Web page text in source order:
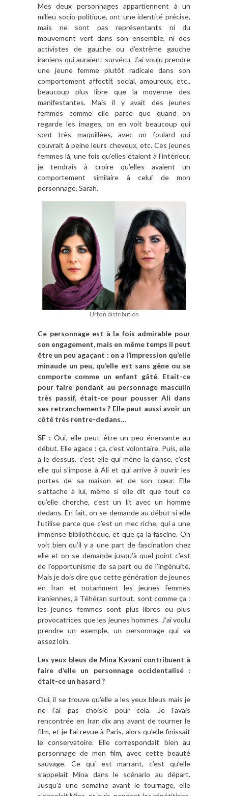
Mes deux personnages appartiennent à un
milieu socio-politique, ont une identité précise,
mais ne sont pas représentants ni du
mouvement vert dans son ensemble, ni des
activistes de gauche ou d’extrême gauche
iraniens qui auraient survécu. J’ai voulu prendre
une jeune femme plutôt radicale dans son
comportement affectif, social, amoureux, etc.,
beaucoup plus libre que la moyenne des
manifestantes. Mais il y avait des jeunes
femmes comme elle parce que quand on
regarde les images, on en voit beaucoup qui
sont très maquillées, avec un foulard qui
couvrait à peine leurs cheveux, etc. Ces jeunes
femmes là, une fois qu’elles étaient à l’intérieur,
je tendrais à croire qu’elles avaient un
comportement similaire à celui de mon
personnage, Sarah.
Urban distribution
Ce personnage est à la fois admirable pour
son engagement, mais en même temps il peut
être un peu agaçant : on a l’impression qu’elle
minaude un peu, qu’elle est sans gêne ou se
comporte comme un enfant gâté. Etait-ce
pour faire pendant au personnage masculin
très passif, était-ce pour pousser Ali dans
ses retranchements ? Elle peut aussi avoir un
côté très rentre-dedans…
SF : Oui, elle peut être un peu énervante au
début. Elle agace : ça, c’est volontaire. Puis, elle
a le dessus, c’est elle qui mène la danse, c’est
elle qui s’impose à Ali et qui arrive à ouvrir les
portes de sa maison et de son cœur. Elle
s’attache à lui, même si elle dit que tout ce
qu’elle cherche, c’est un lit avec un homme
dedans. En fait, on se demande au début si elle
l’utilise parce que c’est un mec riche, qui a une
immense bibliothèque, et que ça la fascine. On
voit bien qu’il y a une part de fascination chez
elle et on se demande jusqu’à quel point c’est
de l’opportunisme de sa part ou de l’ingénuité.
Mais je dois dire que cette génération de jeunes
en Iran et notamment les jeunes femmes
iraniennes, à Téhéran surtout, sont comme ça :
les jeunes femmes sont plus libres ou plus
provocatrices que les jeunes hommes. J’ai voulu
prendre un exemple, un personnage qui va
assez loin.
Les yeux bleus de Mina Kavani contribuent à
faire d’elle un personnage occidentalisé :
était-ce un hasard ?
Oui, il se trouve qu’elle a les yeux bleus mais je
ne l’ai pas choisie pour cela. Je l’avais
rencontrée en Iran dix ans avant de tourner le
film, et je l’ai revue à Paris, alors qu’elle finissait
le conservatoire. Elle correspondait bien au
personnage de mon film, avec cette beauté
sauvage. Ce qui est marrant, c’est qu’elle
s’appelait Mina dans le scénario au départ.
Jusqu’à une semaine avant le tournage, elle